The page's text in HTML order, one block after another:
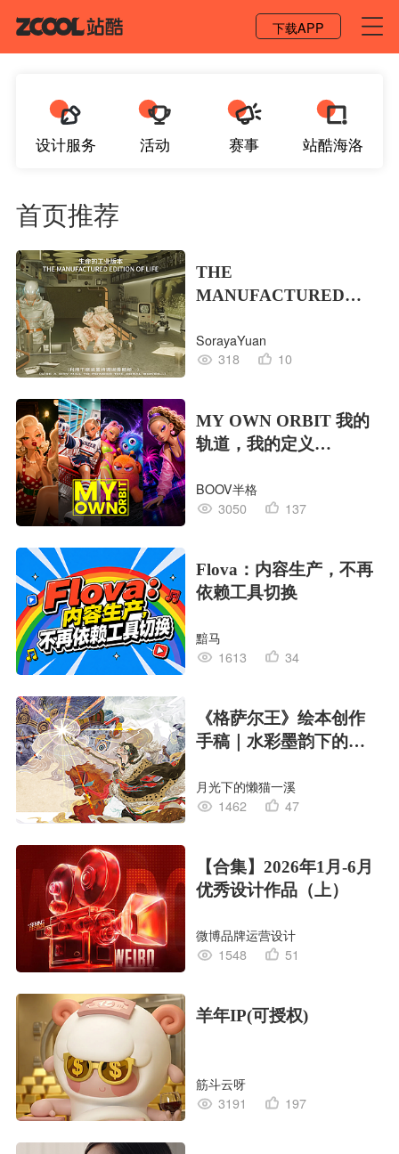
下载APP
设计服务 活动 赛事 站酷海洛
首页推荐
THE
MANUFACTURED
的工业版本
SorayaYuan
318
10
MY OWN ORBIT 我的
轨道，我的定义
对
BOOV半格
3050
137
Flova：内容生产，不再
依赖工具切换
黯马
1613
34
《格萨尔王》绘本创作
手稿｜水彩墨韵下的史
月光下的懒猫一溪
1462
47
【合集】2026年1月-6月
优秀设计作品（上）
微博品牌运营设计
1548
51
羊年IP(可授权)
筋斗云呀
3191
197